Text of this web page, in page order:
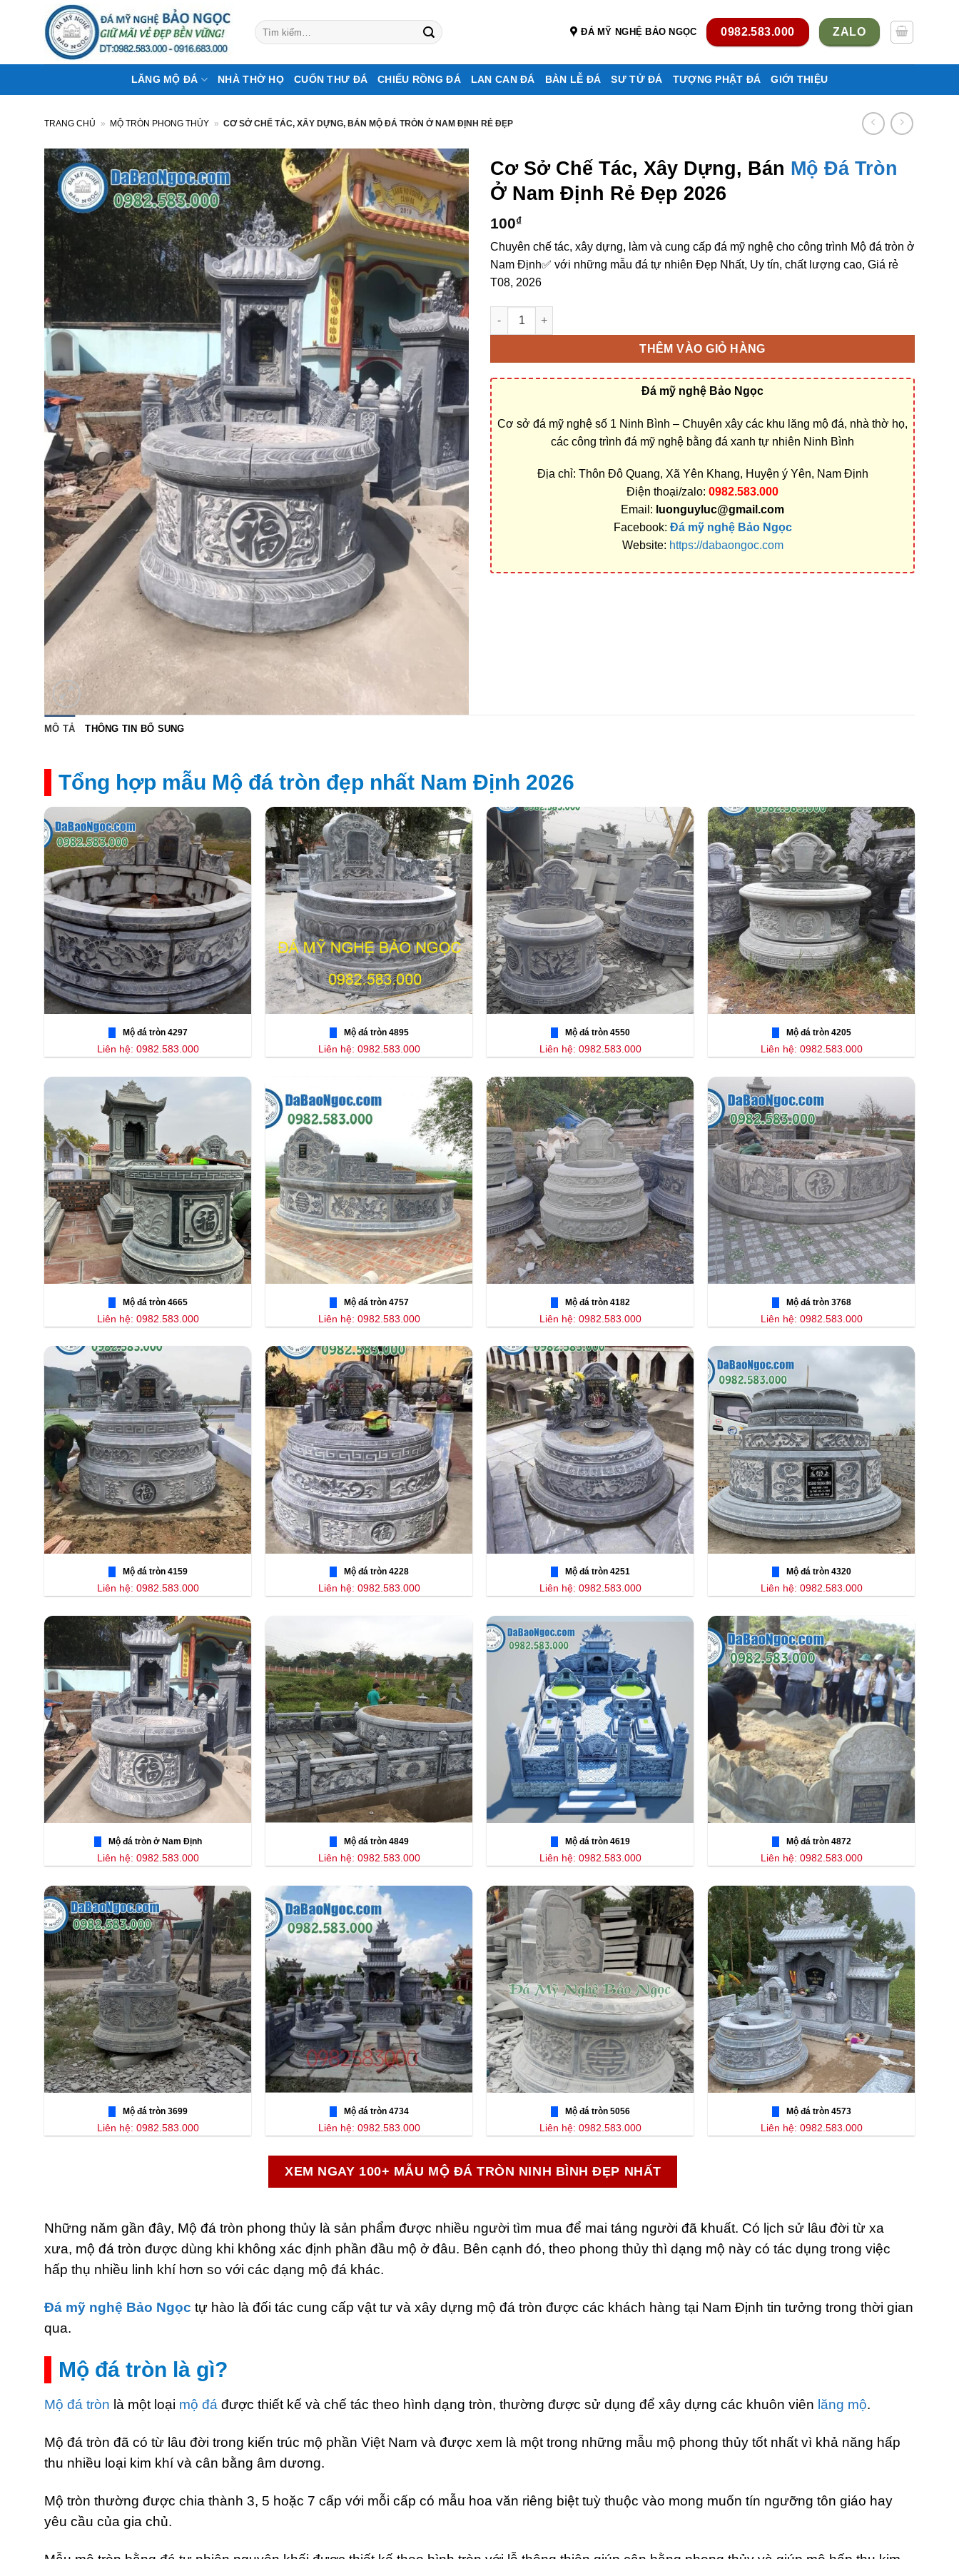
dung
Tìm
kiếm:
ĐÁ MỸ NGHỆ BẢO NGỌC 0982.583.000 ZALO
LĂNG MỘ ĐÁ NHÀ THỜ HỌ CUỐN THƯ ĐÁ CHIẾU RỒNG ĐÁ LAN CAN ĐÁ BÀN LỄ ĐÁ SƯ TỬ ĐÁ TƯỢNG PHẬT ĐÁ GIỚI THIỆU
TRANG CHỦ » MỘ TRÒN PHONG THỦY » CƠ SỞ CHẾ TÁC, XÂY DỰNG, BÁN MỘ ĐÁ TRÒN Ở NAM ĐỊNH RẺ ĐẸP
Cơ Sở Chế Tác, Xây Dựng, Bán Mộ Đá Tròn
Ở Nam Định Rẻ Đẹp 2026
100₫
Chuyên chế tác, xây dựng, làm và cung cấp đá mỹ nghệ cho công trình Mộ đá tròn ở
Nam Định✅ với những mẫu đá tự nhiên Đẹp Nhất, Uy tín, chất lượng cao, Giá rẻ
T08, 2026
Cơ sở chế tác, xây dựng, bán Mộ đá tròn ở Nam Định rẻ đẹp số lượng
THÊM VÀO GIỎ HÀNG
Đá mỹ nghệ Bảo Ngọc
Cơ sở đá mỹ nghệ số 1 Ninh Bình – Chuyên xây các khu lăng mộ đá, nhà thờ họ,
các công trình đá mỹ nghệ bằng đá xanh tự nhiên Ninh Bình
Địa chỉ: Thôn Đô Quang, Xã Yên Khang, Huyện ý Yên, Nam Định
Điện thoại/zalo: 0982.583.000
Email: luonguyluc@gmail.com
Facebook: Đá mỹ nghệ Bảo Ngọc
Website: https://dabaongoc.com
MÔ TẢ THÔNG TIN BỔ SUNG
Tổng hợp mẫu Mộ đá tròn đẹp nhất Nam Định 2026
Mộ đá tròn 4297
Liên hệ: 0982.583.000
Mộ đá tròn 4895
Liên hệ: 0982.583.000
Mộ đá tròn 4550
Liên hệ: 0982.583.000
Mộ đá tròn 4205
Liên hệ: 0982.583.000
Mộ đá tròn 4665
Liên hệ: 0982.583.000
Mộ đá tròn 4757
Liên hệ: 0982.583.000
Mộ đá tròn 4182
Liên hệ: 0982.583.000
Mộ đá tròn 3768
Liên hệ: 0982.583.000
Mộ đá tròn 4159
Liên hệ: 0982.583.000
Mộ đá tròn 4228
Liên hệ: 0982.583.000
Mộ đá tròn 4251
Liên hệ: 0982.583.000
Mộ đá tròn 4320
Liên hệ: 0982.583.000
Mộ đá tròn ở Nam Định
Liên hệ: 0982.583.000
Mộ đá tròn 4849
Liên hệ: 0982.583.000
Mộ đá tròn 4619
Liên hệ: 0982.583.000
Mộ đá tròn 4872
Liên hệ: 0982.583.000
Mộ đá tròn 3699
Liên hệ: 0982.583.000
Mộ đá tròn 4734
Liên hệ: 0982.583.000
Mộ đá tròn 5056
Liên hệ: 0982.583.000
Mộ đá tròn 4573
Liên hệ: 0982.583.000
XEM NGAY 100+ MẪU MỘ ĐÁ TRÒN NINH BÌNH ĐẸP NHẤT
Những năm gần đây, Mộ đá tròn phong thủy là sản phẩm được nhiều người tìm mua để mai táng người đã khuất. Có lịch sử lâu đời từ xa
xưa, mộ đá tròn được dùng khi không xác định phần đầu mộ ở đâu. Bên cạnh đó, theo phong thủy thì dạng mộ này có tác dụng trong việc
hấp thụ nhiều linh khí hơn so với các dạng mộ đá khác.
Đá mỹ nghệ Bảo Ngọc tự hào là đối tác cung cấp vật tư và xây dựng mộ đá tròn được các khách hàng tại Nam Định tin tưởng trong thời gian
qua.
Mộ đá tròn là gì?
Mộ đá tròn là một loại mộ đá được thiết kế và chế tác theo hình dạng tròn, thường được sử dụng để xây dựng các khuôn viên lăng mộ.
Mộ đá tròn đã có từ lâu đời trong kiến trúc mộ phần Việt Nam và được xem là một trong những mẫu mộ phong thủy tốt nhất vì khả năng hấp
thu nhiều loại kim khí và cân bằng âm dương.
Mộ tròn thường được chia thành 3, 5 hoặc 7 cấp với mỗi cấp có mẫu hoa văn riêng biệt tuỳ thuộc vào mong muốn tín ngưỡng tôn giáo hay
yêu cầu của gia chủ.